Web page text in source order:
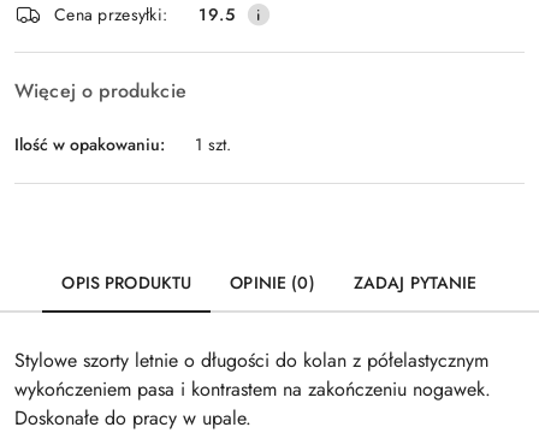
Wyślij
i
dostawa
Cena przesyłki: 19.5
Więcej o produkcie
Ilość w opakowaniu: 1 szt.
OPIS PRODUKTU OPINIE (0) ZADAJ PYTANIE
Stylowe szorty letnie o długości do kolan z półelastycznym
wykończeniem pasa i kontrastem na zakończeniu nogawek.
Doskonałe do pracy w upale.